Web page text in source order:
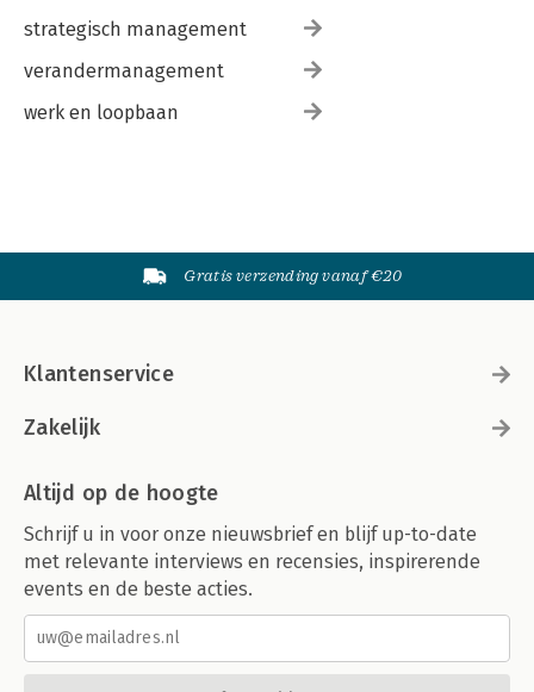
strategisch management
verandermanagement
werk en loopbaan
Gratis verzending vanaf €20
Klantenservice
Zakelijk
Altijd op de hoogte
Schrijf u in voor onze nieuwsbrief en blijf up-to-date
met relevante interviews en recensies, inspirerende
events en de beste acties.